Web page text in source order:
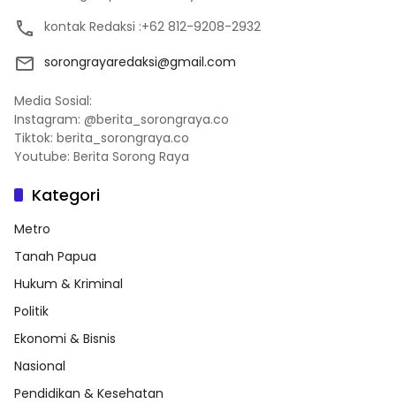
kontak Redaksi :+62 812-9208-2932
sorongrayaredaksi@gmail.com
Media Sosial:
Instagram: @berita_sorongraya.co
Tiktok: berita_sorongraya.co
Youtube: Berita Sorong Raya
Kategori
Metro
Tanah Papua
Hukum & Kriminal
Politik
Ekonomi & Bisnis
Nasional
Pendidikan & Kesehatan